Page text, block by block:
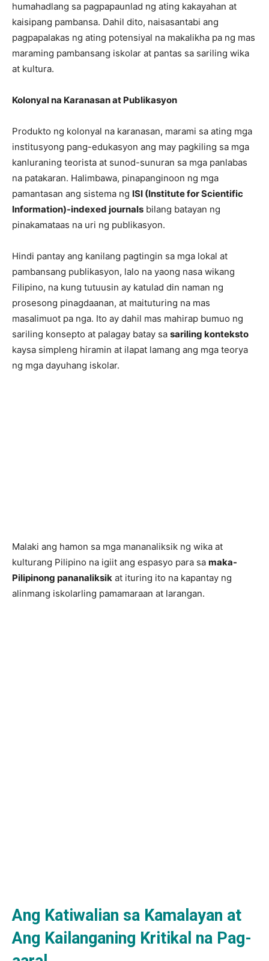
humahadlang sa pagpapaunlad ng ating kakayahan at
kaisipang pambansa. Dahil dito, naisasantabi ang
pagpapalakas ng ating potensiyal na makalikha pa ng mas
maraming pambansang iskolar at pantas sa sariling wika
at kultura.
Kolonyal na Karanasan at Publikasyon
Produkto ng kolonyal na karanasan, marami sa ating mga
institusyong pang-edukasyon ang may pagkiling sa mga
kanluraning teorista at sunod-sunuran sa mga panlabas
na patakaran. Halimbawa, pinapanginoon ng mga
pamantasan ang sistema ng ISI (Institute for Scientific
Information)-indexed journals bilang batayan ng
pinakamataas na uri ng publikasyon.
Hindi pantay ang kanilang pagtingin sa mga lokal at
pambansang publikasyon, lalo na yaong nasa wikang
Filipino, na kung tutuusin ay katulad din naman ng
prosesong pinagdaanan, at maituturing na mas
masalimuot pa nga. Ito ay dahil mas mahirap bumuo ng
sariling konsepto at palagay batay sa sariling konteksto
kaysa simpleng hiramin at ilapat lamang ang mga teorya
ng mga dayuhang iskolar.
Malaki ang hamon sa mga mananaliksik ng wika at
kulturang Pilipino na igiit ang espasyo para sa maka-
Pilipinong pananaliksik at ituring ito na kapantay ng
alinmang iskolarling pamamaraan at larangan.
Ang Katiwalian sa Kamalayan at
Ang Kailanganing Kritikal na Pag-